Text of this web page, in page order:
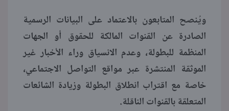
ويُنصح المتابعون بالاعتماد على البيانات الرسمية
الصادرة عن القنوات المالكة للحقوق أو الجهات
المنظمة للبطولة، وعدم الانسياق وراء الأخبار غير
الموثقة المنتشرة عبر مواقع التواصل الاجتماعي،
خاصة مع اقتراب انطلاق البطولة وزيادة الشائعات
المتعلقة بالقنوات الناقلة.